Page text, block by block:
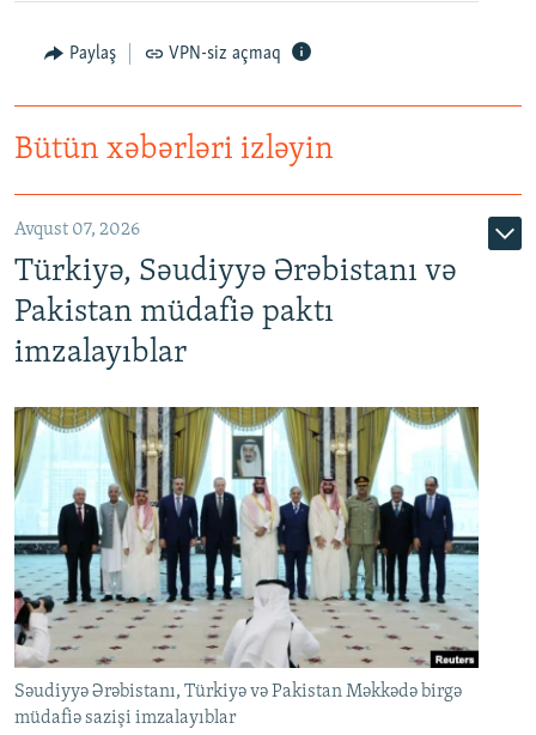
Paylaş VPN-siz açmaq
Bütün xəbərləri izləyin
Avqust 07, 2026
Türkiyə, Səudiyyə Ərəbistanı və
Pakistan müdafiə paktı
imzalayıblar
Səudiyyə Ərəbistanı, Türkiyə və Pakistan Məkkədə birgə
müdafiə sazişi imzalayıblar